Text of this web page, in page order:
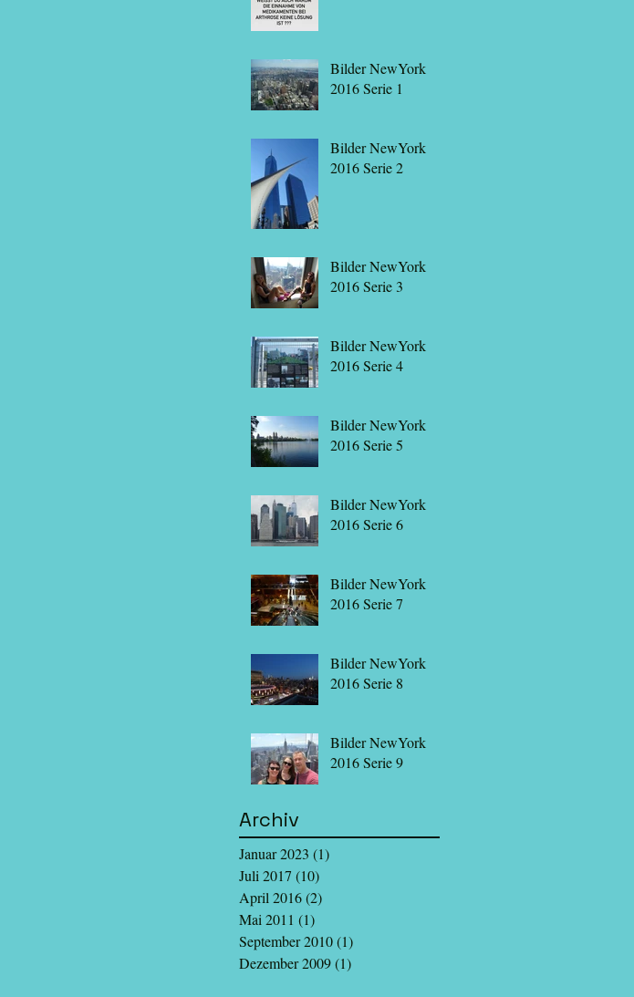
Bilder NewYork
2016 Serie 1
Bilder NewYork
2016 Serie 2
Bilder NewYork
2016 Serie 3
Bilder NewYork
2016 Serie 4
Bilder NewYork
2016 Serie 5
Bilder NewYork
2016 Serie 6
Bilder NewYork
2016 Serie 7
Bilder NewYork
2016 Serie 8
Bilder NewYork
2016 Serie 9
Archiv
Januar 2023 (1)
Juli 2017 (10)
April 2016(2)
Mai 2011 (1)
September 2010(1)
Dezember 2009(1)